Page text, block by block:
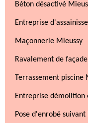
Béton désactivé
Entreprise
Maçonnerie Mieussy
Ravalement de
Terrassement piscine
Entreprise démolition
Pose d'enrobé